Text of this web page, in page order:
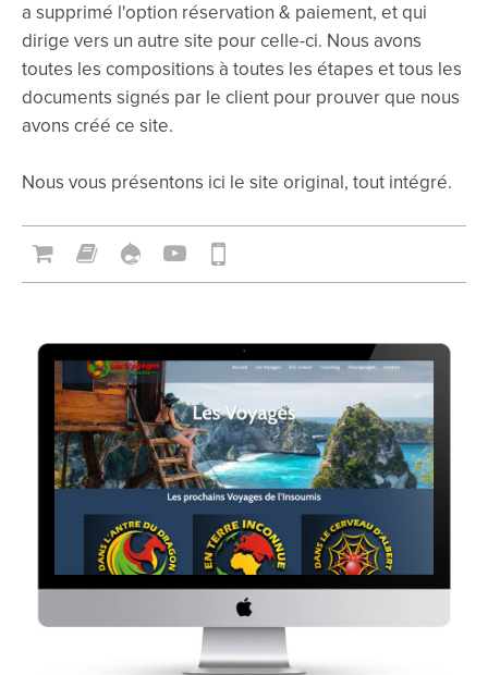
a supprimé l'option réservation & paiement, et qui
dirige vers un autre site pour celle-ci. Nous avons
toutes les compositions à toutes les étapes et tous les
documents signés par le client pour prouver que nous
avons créé ce site.
Nous vous présentons ici le site original, tout intégré.